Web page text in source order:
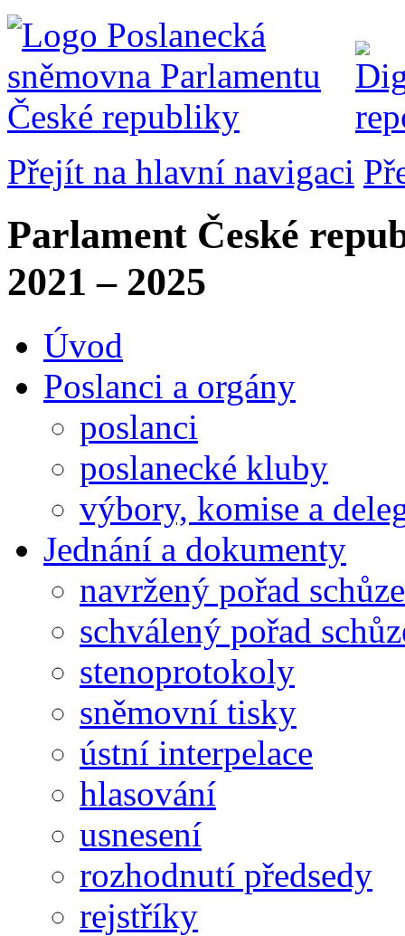
Přejít na hlavní navigaci
Parlament České
2021 – 2025
Úvod
Poslanci a orgány
poslanci
poslanecké kluby
výbory, komise a
Jednání a dokumenty
navržený pořad schůze
schválený pořad
stenoprotokoly
sněmovní tisky
ústní interpelace
hlasování
usnesení
rozhodnutí předsedy
rejstříky